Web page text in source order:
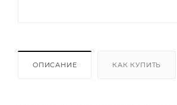
ОПИСАНИЕ КАК КУПИТЬ